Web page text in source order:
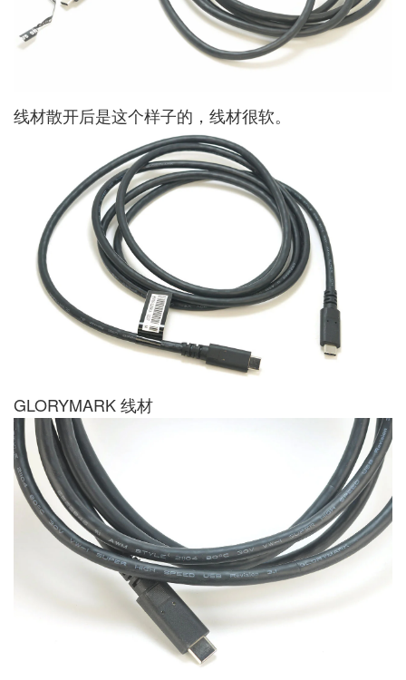
线材散开后是这个样子的，线材很软。
GLORYMARK 线材